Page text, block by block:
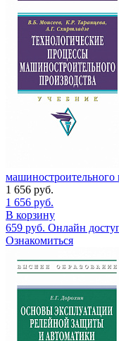
машиностроительного
1 656 руб.
1 656 руб.
В корзину
659 руб. Онлайн
Ознакомиться